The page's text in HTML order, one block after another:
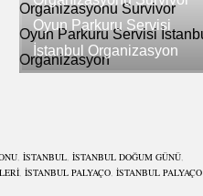
Oyun Parkuru Servisi
İstanbul Organizasyon
ISTANBUL İSTANBUL DOĞUM GÜNÜ
İSTANBUL PALYAÇO İSTANBUL PALYAÇO